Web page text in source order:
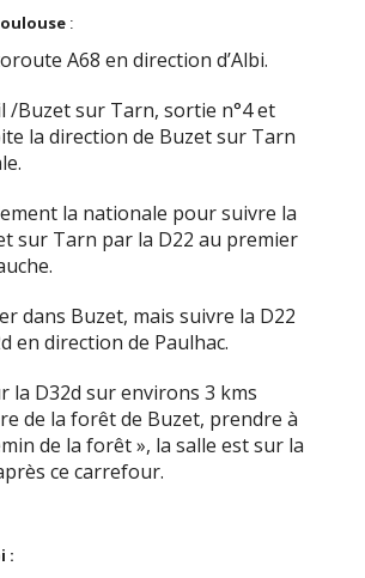
:
A68 en direction d’Albi.
/Buzet sur Tarn, sortie n°4 et
la direction de Buzet sur Tarn
la nationale pour suivre la
sur Tarn par la D22 au premier
dans Buzet, mais suivre la D22
en direction de Paulhac.
la D32d sur environs 3 kms
de la forêt de Buzet, prendre à
de la forêt », la salle est sur la
ce carrefour.
: